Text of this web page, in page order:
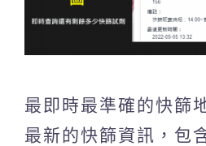
最即時最準確的快篩
最新的快篩資訊，包